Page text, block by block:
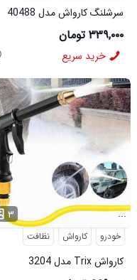
سرشلنگ کارواش مدل 40488
۳۳۹,۰۰۰ تومان
خرید سریع
۳ ...
خودرو کارواش نظافت
کارواش Trix مدل 3204